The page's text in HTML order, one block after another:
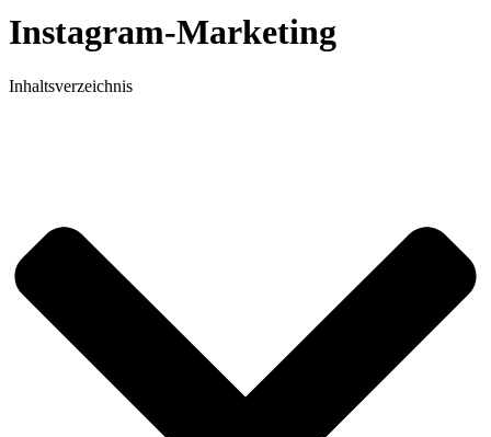
Instagram-Marketing
Inhaltsverzeichnis